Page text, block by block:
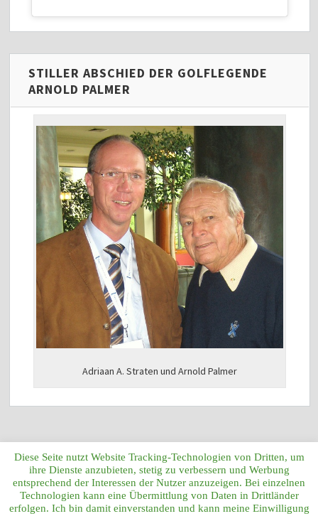
STILLER ABSCHIED DER GOLFLEGENDE
ARNOLD PALMER
Adriaan A. Straten und Arnold Palmer
Diese Seite nutzt Website Tracking-Technologien von Dritten, um
ihre Dienste anzubieten, stetig zu verbessern und Werbung
entsprechend der Interessen der Nutzer anzuzeigen. Bei einzelnen
Technologien kann eine Übermittlung von Daten in Drittländer
erfolgen. Ich bin damit einverstanden und kann meine Einwilligung